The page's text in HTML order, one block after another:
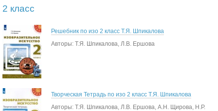
2 класс
Решебник по изо 2 класс Т.Я. Шпикалова
Авторы: Т.Я. Шпикалова, Л.В. Ершова
Творческая Тетрадь по изо 2 класс Т.Я. Шпикалова
Авторы: Т.Я. Шпикалова, Л.В. Ершова, А.Н. Щирова, Н.Р.